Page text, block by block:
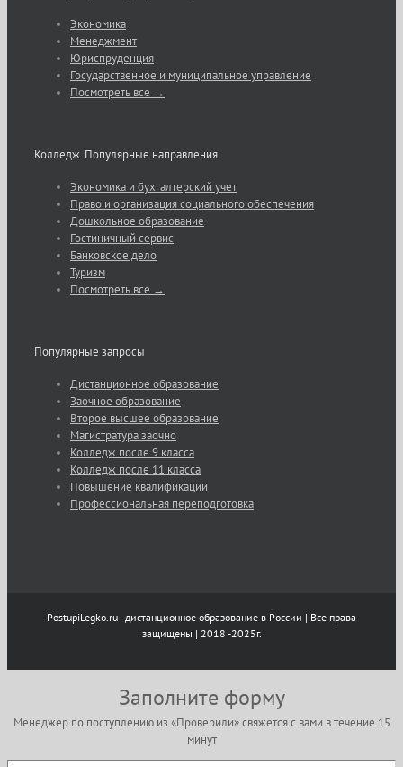
Экономика
Менеджмент
Юриспруденция
Государственное и муниципальное управление
Посмотреть все →
Колледж. Популярные направления
Экономика и бухгалтерский учет
Право и организация социального обеспечения
Дошкольное образование
Гостиничный сервис
Банковское дело
Туризм
Посмотреть все →
Популярные запросы
Дистанционное образование
Заочное образование
Второе высшее образование
Магистратура заочно
Колледж после 9 класса
Колледж после 11 класса
Повышение квалификации
Профессиональная переподготовка
PostupiLegko.ru - дистанционное образование в России | Все права
защищены | 2018 -2025г.
Заполните форму
Менеджер по поступлению из «Проверили» свяжется с вами в течение 15
минут